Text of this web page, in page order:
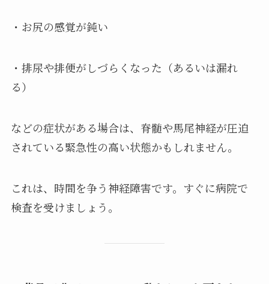
・お尻の感覚が鈍い
・排尿や排便がしづらくなった（あるいは漏れ
る）
などの症状がある場合は、脊髄や馬尾神経が圧迫
されている緊急性の高い状態かもしれません。
これは、時間を争う神経障害です。すぐに病院で
検査を受けましょう。